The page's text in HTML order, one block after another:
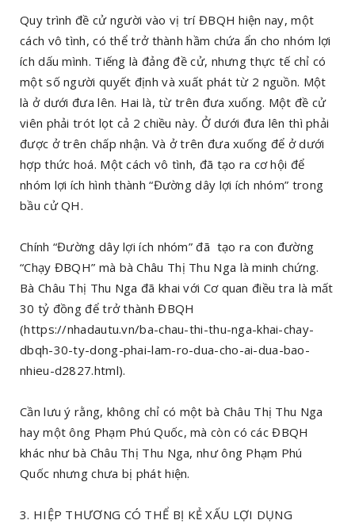
Quy trình đề cử người vào vị trí ĐBQH hiện nay, một
cách vô tình, có thể trở thành hầm chứa ẩn cho nhóm lợi
ích dấu mình. Tiếng là đảng đề cử, nhưng thực tế chỉ có
một số người quyết định và xuất phát từ 2 nguồn. Một
là ở dưới đưa lên. Hai là, từ trên đưa xuống. Một đề cử
viên phải trót lọt cả 2 chiều này. Ở dưới đưa lên thì phải
được ở trên chấp nhận. Và ở trên đưa xuống để ở dưới
hợp thức hoá. Một cách vô tình, đã tạo ra cơ hội để
nhóm lợi ích hình thành “Đường dây lợi ích nhóm” trong
bầu cử QH.
Chính “Đường dây lợi ích nhóm” đã tạo ra con đường
“Chạy ĐBQH” mà bà Châu Thị Thu Nga là minh chứng.
Bà Châu Thị Thu Nga đã khai với Cơ quan điều tra là mất
30 tỷ đồng để trở thành ĐBQH
(https://nhadautu.vn/ba-chau-thi-thu-nga-khai-chay-
dbqh-30-ty-dong-phai-lam-ro-dua-cho-ai-dua-bao-
nhieu-d2827.html).
Cần lưu ý rằng, không chỉ có một bà Châu Thị Thu Nga
hay một ông Phạm Phú Quốc, mà còn có các ĐBQH
khác như bà Châu Thị Thu Nga, như ông Phạm Phú
Quốc nhưng chưa bị phát hiện.
3. HIỆP THƯƠNG CÓ THỂ BỊ KẺ XẤU LỢI DỤNG